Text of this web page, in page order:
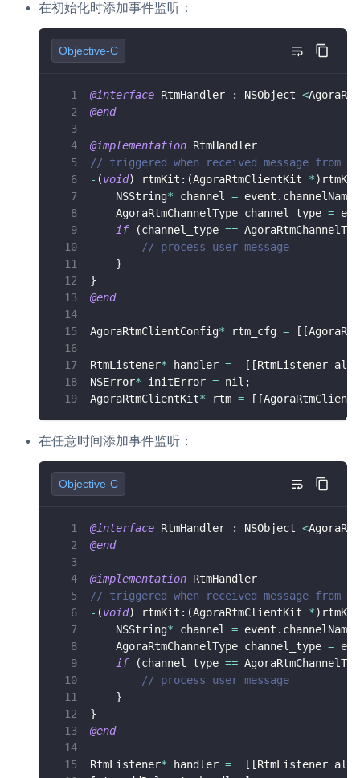
在初始化时添加事件监听：
Objective-C
@interface RtmHandler : NSObject <
@end
@implementation RtmHandler
// triggered when received message from
- (void) rtmKit : (AgoraRtmClientKit *) rtmKit
    NSString
* channel = event . channelName
    AgoraRtmChannelType channel_type
=
if
(channel_type ==
// process user message
}
}
@end
AgoraRtmClientConfig* rtm_cfg = [ [
RtmListener* handler = [ [RtmListener
NSError* initError = nil ;
AgoraRtmClientKit* rtm = [ [
在任意时间添加事件监听：
Objective-C
@interface RtmHandler : NSObject <
@end
@implementation RtmHandler
// triggered when received message from
- (void) rtmKit : (AgoraRtmClientKit *) rtmKit
    NSString
* channel = event . channelName
    AgoraRtmChannelType channel_type
=
if
(channel_type ==
// process user message
}
}
@end
RtmListener* handler = [ [RtmListener